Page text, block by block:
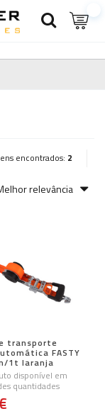
encontrados: 2
relevância
transporte
FASTY
1t laranja
disponível em
quantidades